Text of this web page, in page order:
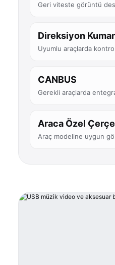
Geri viteste görüntü
Direksiyon
Uyumlu araçlarda
CANBUS
Gerekli araçlarda
Araca Özel
Araç modeline uygun